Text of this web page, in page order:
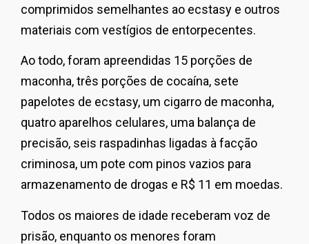
comprimidos semelhantes ao ecstasy e outros
materiais com vestígios de entorpecentes.
Ao todo, foram apreendidas 15 porções de
maconha, três porções de cocaína, sete
papelotes de ecstasy, um cigarro de maconha,
quatro aparelhos celulares, uma balança de
precisão, seis raspadinhas ligadas à facção
criminosa, um pote com pinos vazios para
armazenamento de drogas e R$ 11 em moedas.
Todos os maiores de idade receberam voz de
prisão, enquanto os menores foram